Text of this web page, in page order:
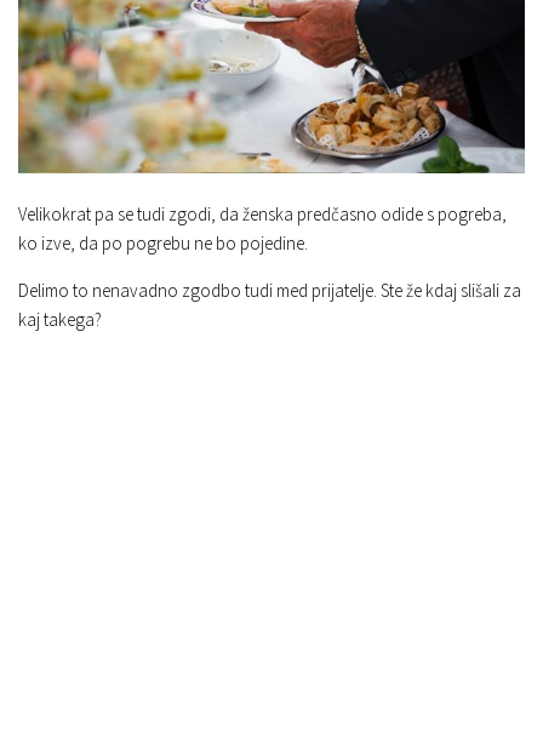
Velikokrat pa se tudi zgodi, da ženska predčasno odide s pogreba,
ko izve, da po pogrebu ne bo pojedine.
Delimo to nenavadno zgodbo tudi med prijatelje. Ste že kdaj slišali za
kaj takega?